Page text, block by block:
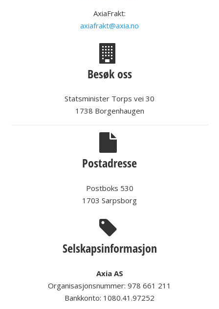
AxiaFrakt:
axiafrakt@axia.no
Besøk oss
Statsminister Torps vei 30
1738 Borgenhaugen
Postadresse
Postboks 530
1703 Sarpsborg
Selskapsinformasjon
Axia AS
Organisasjonsnummer: 978 661 211
Bankkonto: 1080.41.97252